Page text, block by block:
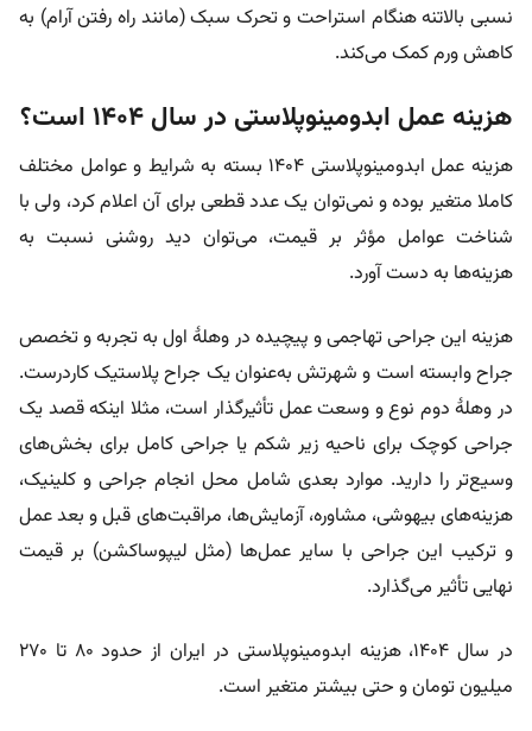
نسبی بالاتنه هنگام استراحت و تحرک سبک (مانند راه رفتن آرام) به
کاهش ورم کمک می‌کند.
هزینه عمل ابدومینوپلاستی در سال ۱۴۰۴ است؟
هزینه عمل ابدومینوپلاستی ۱۴۰۴ بسته به شرایط و عوامل مختلف
کاملا متغیر بوده و نمی‌توان یک عدد قطعی برای آن اعلام کرد، ولی با
شناخت عوامل مؤثر بر قیمت، می‌توان دید روشنی نسبت به
هزینه‌ها به دست آورد.
هزینه این جراحی تهاجمی و پیچیده در وهلۀ اول به تجربه و تخصص
جراح وابسته است و شهرتش به‌عنوان یک جراح پلاستیک کاردرست.
در وهلۀ دوم نوع و وسعت عمل تأثیرگذار است، مثلا اینکه قصد یک
جراحی کوچک برای ناحیه زیر شکم یا جراحی کامل برای بخش‌های
وسیع‌تر را دارید. موارد بعدی شامل محل انجام جراحی و کلینیک،
هزینه‌های بیهوشی، مشاوره، آزمایش‌ها، مراقبت‌‌های قبل و بعد عمل
و ترکیب این جراحی با سایر عمل‌ها (مثل لیپوساکشن) بر قیمت
نهایی تأثیر می‌گذارد.
در سال ۱۴۰۴، هزینه ابدومینوپلاستی در ایران از حدود ۸۰ تا ۲۷۰
میلیون تومان و حتی بیشتر متغیر است.